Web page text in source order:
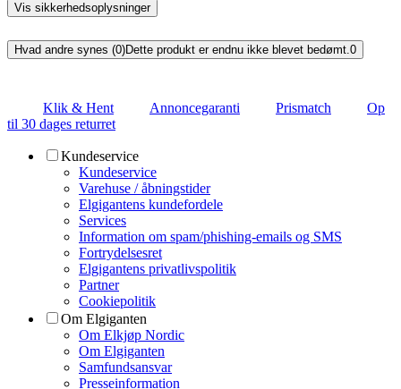
Vis sikkerhedsoplysninger
Hvad andre synes (0)Dette produkt er endnu ikke blevet bedømt.0
Klik & Hent Annoncegaranti Prismatch
Op
til 30 dages returret
Kundeservice
Kundeservice
Varehuse / åbningstider
Elgigantens kundefordele
Services
Information om spam/phishing-emails og SMS
Fortrydelsesret
Elgigantens privatlivspolitik
Partner
Cookiepolitik
Om Elgiganten
Om Elkjøp Nordic
Om Elgiganten
Samfundsansvar
Presseinformation